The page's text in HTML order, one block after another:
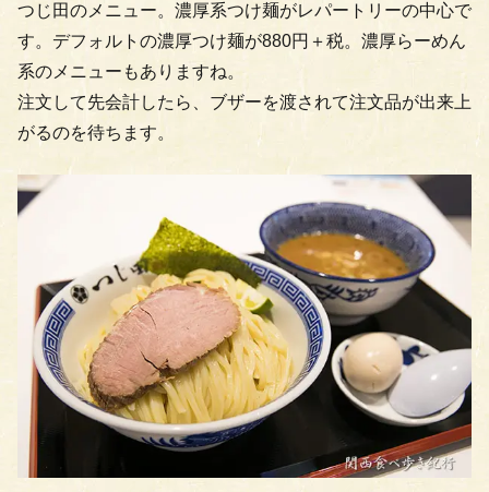
つじ田のメニュー。濃厚系つけ麺がレパートリーの中心で
す。デフォルトの濃厚つけ麺が880円＋税。濃厚らーめん
系のメニューもありますね。
注文して先会計したら、ブザーを渡されて注文品が出来上
がるのを待ちます。